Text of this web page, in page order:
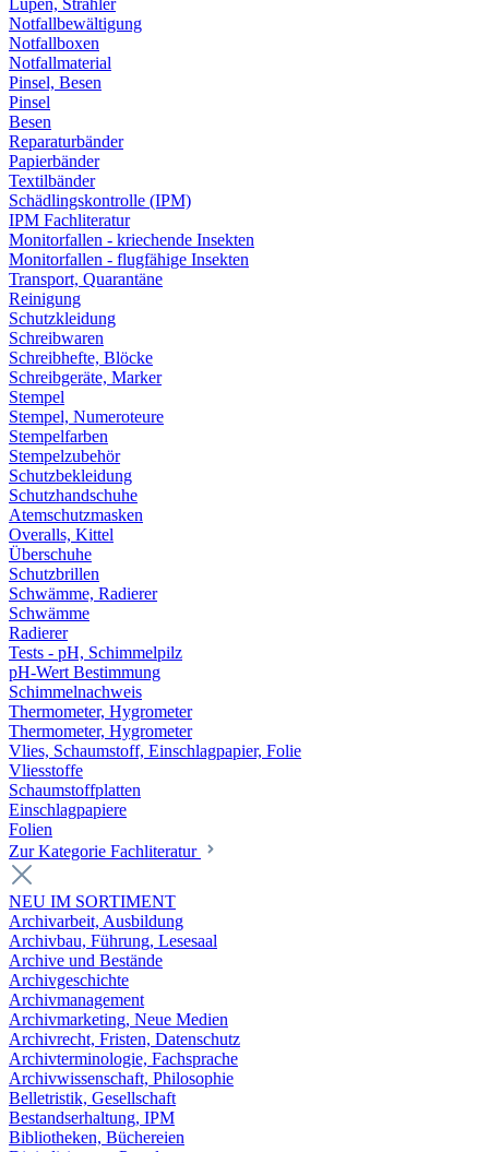
Notfallbewältigung
Notfallboxen
Notfallmaterial
Pinsel, Besen
Pinsel
Besen
Reparaturbänder
Papierbänder
Textilbänder
Schädlingskontrolle (IPM)
IPM Fachliteratur
Monitorfallen - kriechende Insekten
Monitorfallen - flugfähige Insekten
Transport, Quarantäne
Reinigung
Schutzkleidung
Schreibwaren
Schreibhefte, Blöcke
Schreibgeräte, Marker
Stempel
Stempel, Numeroteure
Stempelfarben
Stempelzubehör
Schutzbekleidung
Schutzhandschuhe
Atemschutzmasken
Overalls, Kittel
Überschuhe
Schutzbrillen
Schwämme, Radierer
Schwämme
Radierer
Tests - pH, Schimmelpilz
pH-Wert Bestimmung
Schimmelnachweis
Thermometer, Hygrometer
Thermometer, Hygrometer
Vlies, Schaumstoff, Einschlagpapier, Folie
Vliesstoffe
Schaumstoffplatten
Einschlagpapiere
Folien
Zur Kategorie Fachliteratur
NEU IM SORTIMENT
Archivarbeit, Ausbildung
Archivbau, Führung, Lesesaal
Archive und Bestände
Archivgeschichte
Archivmanagement
Archivmarketing, Neue Medien
Archivrecht, Fristen, Datenschutz
Archivterminologie, Fachsprache
Archivwissenschaft, Philosophie
Belletristik, Gesellschaft
Bestandserhaltung, IPM
Bibliotheken, Büchereien